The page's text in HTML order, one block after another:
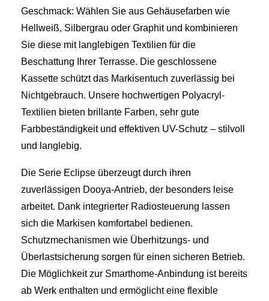
Geschmack: Wählen Sie aus Gehäusefarben wie
Hellweiß, Silbergrau oder Graphit und kombinieren
Sie diese mit langlebigen Textilien für die
Beschattung Ihrer Terrasse. Die geschlossene
Kassette schützt das Markisentuch zuverlässig bei
Nichtgebrauch. Unsere hochwertigen Polyacryl-
Textilien bieten brillante Farben, sehr gute
Farbbeständigkeit und effektiven UV-Schutz – stilvoll
und langlebig.
Die Serie Eclipse überzeugt durch ihren
zuverlässigen Dooya-Antrieb, der besonders leise
arbeitet. Dank integrierter Radiosteuerung lassen
sich die Markisen komfortabel bedienen.
Schutzmechanismen wie Überhitzungs- und
Überlastsicherung sorgen für einen sicheren Betrieb.
Die Möglichkeit zur Smarthome-Anbindung ist bereits
ab Werk enthalten und ermöglicht eine flexible